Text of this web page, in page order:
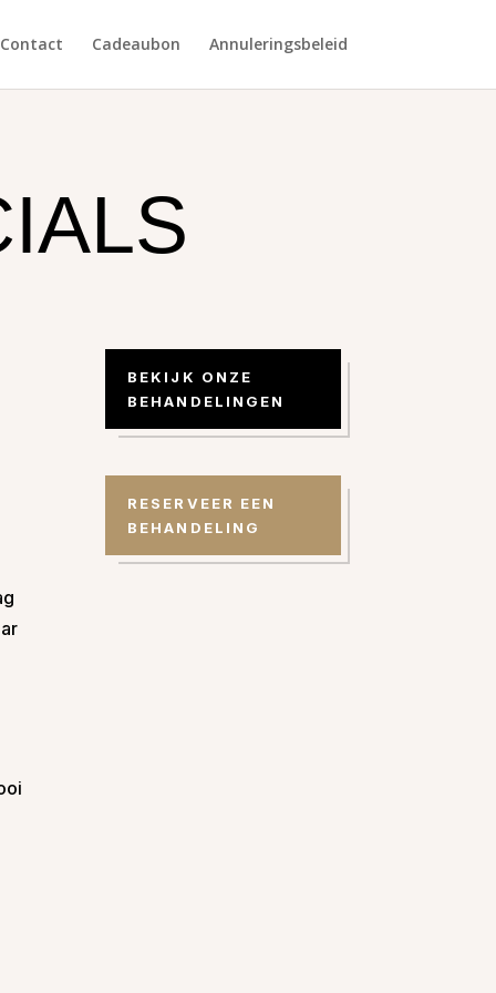
Contact Cadeaubon Annuleringsbeleid
BEKIJK ONZE
BEHANDELINGEN
RESERVEER EEN
BEHANDELING